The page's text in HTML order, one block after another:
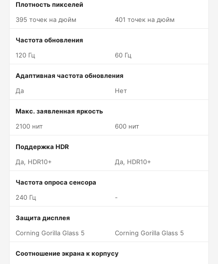
Плотность пикселей
395 точек на дюйм
401 точек на дюйм
Частота обновления
120 Гц
60 Гц
Адаптивная частота обновления
Да
Нет
Макс. заявленная яркость
2100 нит
600 нит
Поддержка HDR
Да, HDR10+
Да, HDR10+
Частота опроса сенсора
240 Гц
-
Защита дисплея
Corning Gorilla Glass 5
Corning Gorilla Glass 5
Соотношение экрана к корпусу